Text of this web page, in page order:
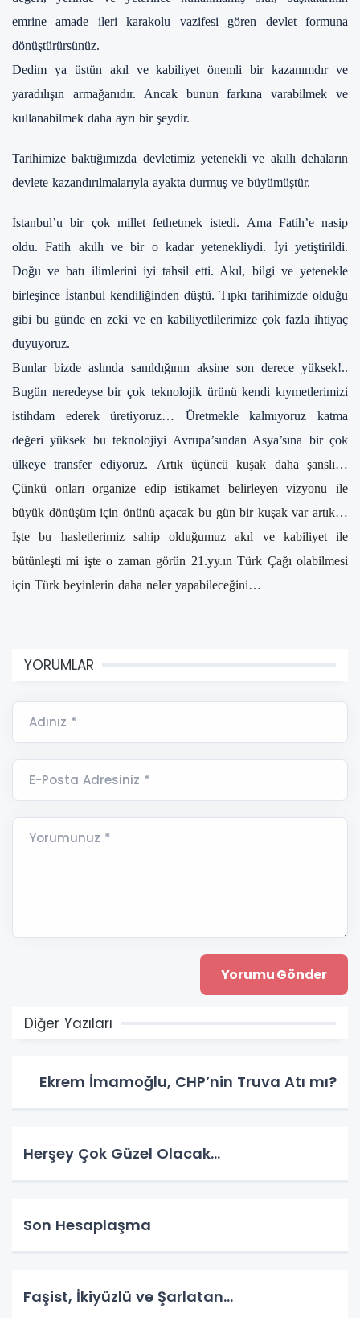
emrine amade ileri karakolu vazifesi gören devlet formuna
dönüştürürsünüz.
Dedim ya üstün akıl ve kabiliyet önemli bir kazanımdır ve
yaradılışın armağanıdır. Ancak bunun farkına varabilmek ve
kullanabilmek daha ayrı bir şeydir.
Tarihimize baktığımızda devletimiz yetenekli ve akıllı dehaların
devlete kazandırılmalarıyla ayakta durmuş ve büyümüştür.
İstanbul’u bir çok millet fethetmek istedi. Ama Fatih’e nasip
oldu. Fatih akıllı ve bir o kadar yetenekliydi. İyi yetiştirildi.
Doğu ve batı ilimlerini iyi tahsil etti. Akıl, bilgi ve yetenekle
birleşince İstanbul kendiliğinden düştü. Tıpkı tarihimizde olduğu
gibi bu günde en zeki ve en kabiliyetlilerimize çok fazla ihtiyaç
duyuyoruz.
Bunlar bizde aslında sanıldığının aksine son derece yüksek!..
Bugün neredeyse bir çok teknolojik ürünü kendi kıymetlerimizi
istihdam ederek üretiyoruz… Üretmekle kalmıyoruz katma
değeri yüksek bu teknolojiyi Avrupa’sından Asya’sına bir çok
ülkeye transfer ediyoruz.
Artık üçüncü kuşak daha şanslı…
Çünkü onları organize edip istikamet belirleyen vizyonu ile
büyük dönüşüm için önünü açacak bu gün bir kuşak var artık…
İşte bu hasletlerimiz sahip olduğumuz akıl ve kabiliyet ile
bütünleşti mi işte o zaman görün 21.yy.ın Türk Çağı olabilmesi
için Türk beyinlerin daha neler yapabileceğini…
YORUMLAR
Adınız *
E-Posta Adresiniz *
Yorumunuz *
Diğer Yazıları
Ekrem İmamoğlu, CHP’nin Truva Atı mı?
Herşey Çok Güzel Olacak…
Son Hesaplaşma
Faşist, İkiyüzlü ve Şarlatan…